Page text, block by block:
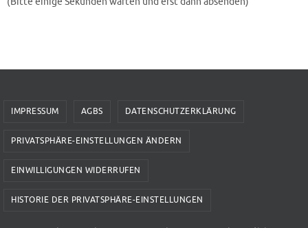
IMPRESSUM AGBS DATENSCHUTZERKLÄRUNG
PRIVATSPHÄRE-EINSTELLUNGEN ÄNDERN
EINWILLIGUNGEN WIDERRUFEN
HISTORIE DER PRIVATSPHÄRE-EINSTELLUNGEN